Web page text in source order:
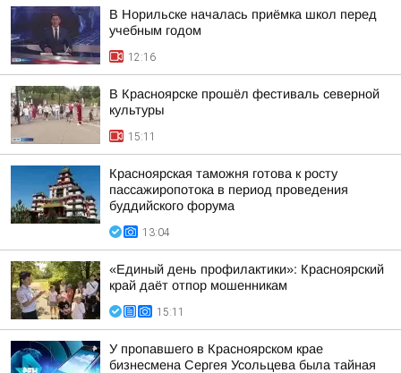
В Норильске началась приёмка школ перед
учебным годом
12:16
В Красноярске прошёл фестиваль северной
культуры
15:11
Красноярская таможня готова к росту
пассажиропотока в период проведения
буддийского форума
13:04
«Единый день профилактики»: Красноярский
край даёт отпор мошенникам
15:11
У пропавшего в Красноярском крае
бизнесмена Сергея Усольцева была тайная